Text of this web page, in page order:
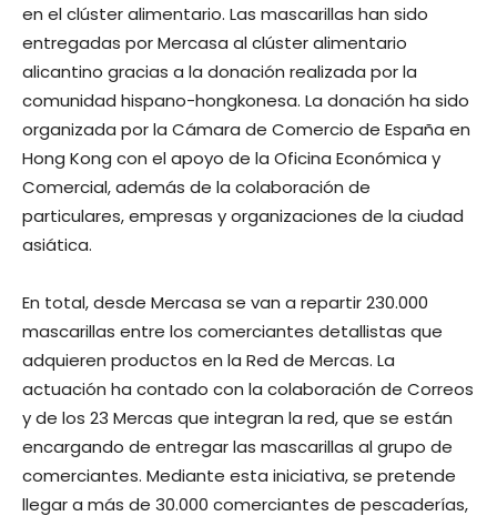
en el clúster alimentario. Las mascarillas han sido
entregadas por Mercasa al clúster alimentario
alicantino gracias a la donación realizada por la
comunidad hispano-hongkonesa. La donación ha sido
organizada por la Cámara de Comercio de España en
Hong Kong con el apoyo de la Oficina Económica y
Comercial, además de la colaboración de
particulares, empresas y organizaciones de la ciudad
asiática.
En total, desde Mercasa se van a repartir 230.000
mascarillas entre los comerciantes detallistas que
adquieren productos en la Red de Mercas. La
actuación ha contado con la colaboración de Correos
y de los 23 Mercas que integran la red, que se están
encargando de entregar las mascarillas al grupo de
comerciantes. Mediante esta iniciativa, se pretende
llegar a más de 30.000 comerciantes de pescaderías,